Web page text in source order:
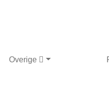
Overige